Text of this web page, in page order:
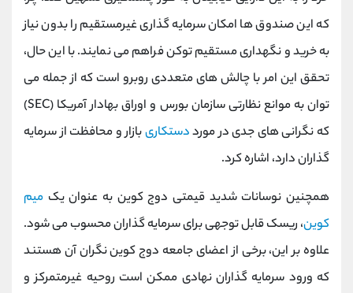
که این صندوق ‌ها امکان سرمایه ‌گذاری غیرمستقیم را بدون نیاز
به خرید و نگهداری مستقیم توکن فراهم می‌ نمایند. با این حال،
تحقق این امر با چالش ‌های متعددی روبرو است که از جمله می
‌توان به موانع نظارتی سازمان بورس و اوراق بهادار آمریکا (SEC)
که نگرانی ‌های جدی در مورددستکاریبازار و محافظت از سرمایه‌
گذاران دارد، اشاره کرد.
همچنین نوسانات شدید قیمتی دوج کوین به عنوان یک میم
کوین، ریسک قابل توجهی برای سرمایه‌ گذاران محسوب می ‌شود.
علاوه بر این، برخی از اعضای جامعه دوج کوین نگران آن هستند
که ورود سرمایه‌ گذاران نهادی ممکن است روحیه غیرمتمرکز و